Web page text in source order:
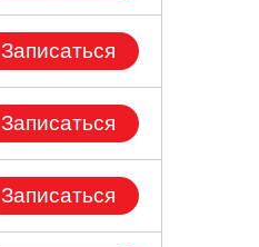
Записаться
Записаться
Записаться